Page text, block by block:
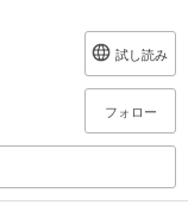
試し読み
フォロー